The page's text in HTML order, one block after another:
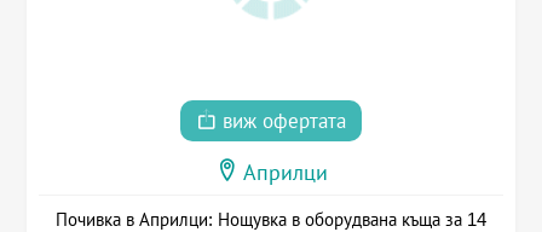
виж офертата
Априлци
Почивка в Априлци: Нощувка в оборудвана къща за 14